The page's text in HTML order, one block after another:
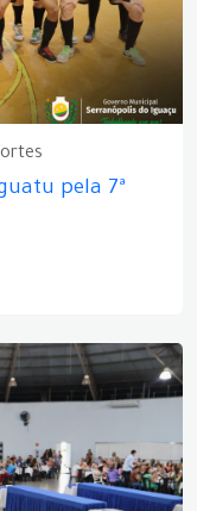
pela 7ª